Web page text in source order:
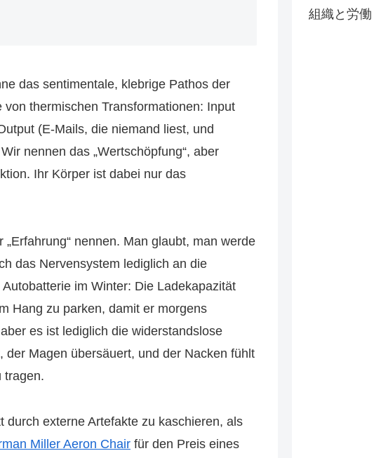
das sentimentale, klebrige Pathos der
thermischen Transformationen: Input
(E-Mails, die niemand liest, und
nennen das „Wertschöpfung“, aber
Ihr Körper ist dabei nur das
nennen. Man glaubt, man werde
das Nervensystem lediglich an die
im Winter: Die Ladekapazität
Hang zu parken, damit er morgens
es ist lediglich die widerstandslose
Magen übersäuert, und der Nacken fühlt
tragen.
externe Artefakte zu kaschieren, als
Miller Aeron Chair für den Preis eines
組織と労働